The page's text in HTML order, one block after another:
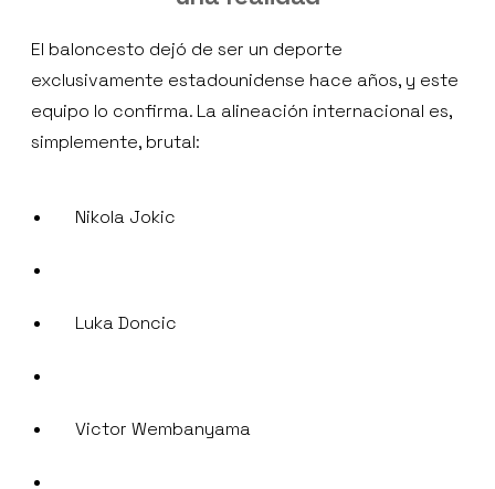
El baloncesto dejó de ser un deporte
exclusivamente estadounidense hace años, y este
equipo lo confirma. La alineación internacional es,
simplemente, brutal:
Nikola Jokic
Luka Doncic
Victor Wembanyama